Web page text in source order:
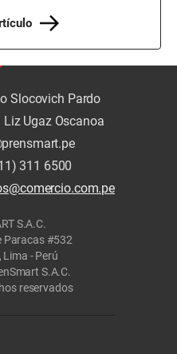
Slocovich Pardo
Ugaz Oscanoa
311 6500
S.A.C.
Paracas #532
Lima - Perú
S.A.C.
reservados